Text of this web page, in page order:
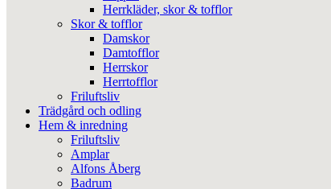
Herrkläder, skor & tofflor
Skor & tofflor
Damskor
Damtofflor
Herrskor
Herrtofflor
Friluftsliv
Trädgård och odling
Hem & inredning
Friluftsliv
Amplar
Alfons Åberg
Badrum